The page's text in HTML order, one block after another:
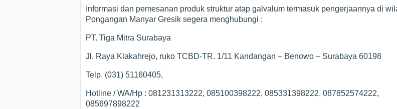
Informasi dan pemesanan produk struktur atap galvalum termasuk pengerjaannya di
Pongangan Manyar Gresik segera menghubungi :
PT. Tiga Mitra Surabaya
Jl. Raya Klakahrejo, ruko TCBD-TR. 1/11 Kandangan – Benowo – Surabaya 60198
Telp. (031) 51160405,
Hotline / WA/Hp : 081231313222, 085100398222, 085331398222, 087852574222,
085697898222